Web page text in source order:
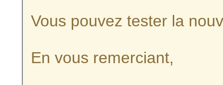
Vous pouvez tester la
En vous remerciant,